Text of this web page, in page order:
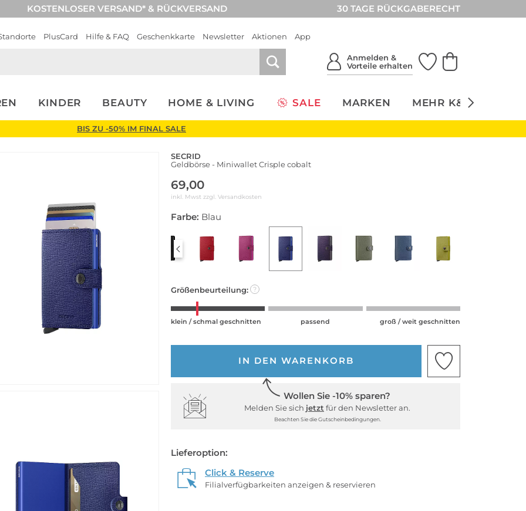
KOSTENLOSER VERSAND* & RÜCKVERSAND 30 TAGE RÜCKGABERECHT
PlusCard Hilfe & FAQ Geschenkkarte Newsletter Aktionen App
Anmelden &
Vorteile erhalten
KINDER BEAUTY HOME & LIVING SALE MARKEN MEHR K&Ö
BIS ZU -50% IM FINAL SALE
SECRID
Geldbörse - Miniwallet Crisple cobalt
69,00
inkl. Mwst zzgl. Versandkosten
Farbe: Blau
Größenbeurteilung: ?
klein / schmal geschnitten passend groß / weit geschnitten
IN DEN WARENKORB
Wollen Sie -10% sparen?
Melden Sie sich jetzt für den Newsletter an.
Beachten Sie die Gutscheinbedingungen.
Lieferoption:
Click & Reserve
Filialverfügbarkeiten anzeigen & reservieren